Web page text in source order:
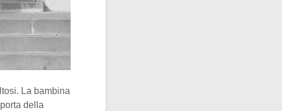
La bambina
della